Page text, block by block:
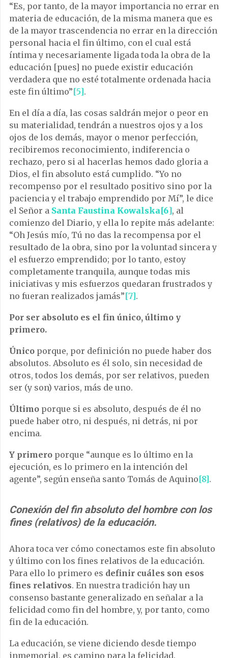
“Es, por tanto, de la mayor importancia no errar en
materia de educación, de la misma manera que es
de la mayor trascendencia no errar en la dirección
personal hacia el fin último, con el cual está
íntima y necesariamente ligada toda la obra de la
educación [pues] no puede existir educación
verdadera que no esté totalmente ordenada hacia
este fin último”[5].
En el día a día, las cosas saldrán mejor o peor en
su materialidad, tendrán a nuestros ojos y a los
ojos de los demás, mayor o menor perfección,
recibiremos reconocimiento, indiferencia o
rechazo, pero si al hacerlas hemos dado gloria a
Dios, el fin absoluto está cumplido. “Yo no
recompenso por el resultado positivo sino por la
paciencia y el trabajo emprendido por Mí”, le dice
el Señor a Santa Faustina Kowalska[6], al
comienzo del Diario, y ella lo repite más adelante:
“Oh Jesús mío, Tú no das la recompensa por el
resultado de la obra, sino por la voluntad sincera y
el esfuerzo emprendido; por lo tanto, estoy
completamente tranquila, aunque todas mis
iniciativas y mis esfuerzos quedaran frustrados y
no fueran realizados jamás”[7].
Por ser absoluto es el fin único, último y
primero.
Único porque, por definición no puede haber dos
absolutos. Absoluto es él solo, sin necesidad de
otros, todos los demás, por ser relativos, pueden
ser (y son) varios, más de uno.
Último porque si es absoluto, después de él no
puede haber otro, ni después, ni detrás, ni por
encima.
Y primero porque “aunque es lo último en la
ejecución, es lo primero en la intención del
agente”, según enseña santo Tomás de Aquino[8].
Conexión del fin absoluto del hombre con los
fines (relativos) de la educación.
Ahora toca ver cómo conectamos este fin absoluto
y último con los fines relativos de la educación.
Para ello lo primero es definir cuáles son esos
fines relativos. En nuestra tradición hay un
consenso bastante generalizado en señalar a la
felicidad como fin del hombre, y, por tanto, como
fin de la educación.
La educación, se viene diciendo desde tiempo
inmemorial, es camino para la felicidad.